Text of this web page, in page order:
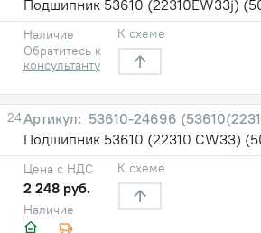
Подшипник 53610 (22310EW33j)
Наличие
Обратитесь к
консультанту
К схеме
24
53610-24696
Подшипник 53610 (22310 CW33)
Наличие
Цена с НДС
2 248 руб.
К схеме